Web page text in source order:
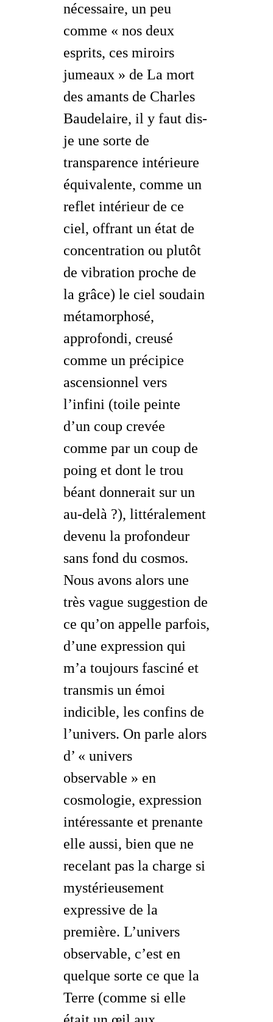
nécessaire, un peu
comme « nos deux
esprits, ces miroirs
jumeaux » de La mort
des amants de Charles
Baudelaire, il y faut dis-
je une sorte de
transparence intérieure
équivalente, comme un
reflet intérieur de ce
ciel, offrant un état de
concentration ou plutôt
de vibration proche de
la grâce) le ciel soudain
métamorphosé,
approfondi, creusé
comme un précipice
ascensionnel vers
l’infini (toile peinte
d’un coup crevée
comme par un coup de
poing et dont le trou
béant donnerait sur un
au-delà ?), littéralement
devenu la profondeur
sans fond du cosmos.
Nous avons alors une
très vague suggestion de
ce qu’on appelle parfois,
d’une expression qui
m’a toujours fasciné et
transmis un émoi
indicible, les confins de
l’univers. On parle alors
d’ « univers
observable » en
cosmologie, expression
intéressante et prenante
elle aussi, bien que ne
recelant pas la charge si
mystérieusement
expressive de la
première. L’univers
observable, c’est en
quelque sorte ce que la
Terre (comme si elle